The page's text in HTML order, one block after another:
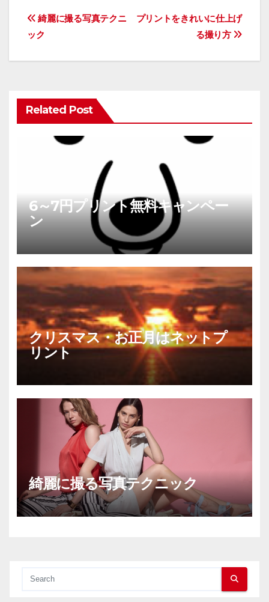
投
稿
ビ
シ
ョ
プリントをきれいに仕上げ
る撮り方
綺麗に撮る写真テクニ
ック
Related Post
6～7円プリント無料キャンペー
ン
クリスマス・お正月はネットプ
リント
綺麗に撮る写真テクニック